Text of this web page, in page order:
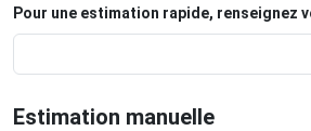
Pour une estimation rapide, renseignez
Estimation manuelle